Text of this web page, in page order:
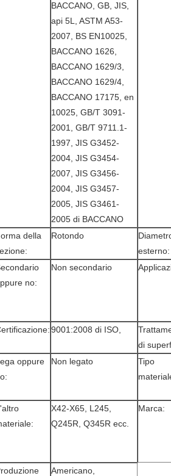
BACCANO, GB, JIS,
api 5L, ASTM A53-
2007, BS EN10025,
BACCANO 1626,
BACCANO 1629/3,
BACCANO 1629/4,
BACCANO 17175, en
10025, GB/T 3091-
2001, GB/T 9711.1-
1997, JIS G3452-
2004, JIS G3454-
2007, JIS G3456-
2004, JIS G3457-
2005, JIS G3461-
2005 di BACCANO
della
Rotondo
esterno:
no:
Non secondario
9001:2008 di ISO,
di
oppure
Non legato
Tipo
X42-X65, L245,
Q245R, Q345R ecc.
Marca:
Americano,